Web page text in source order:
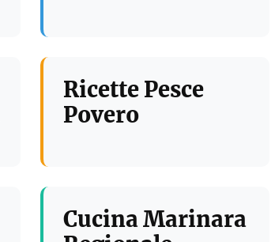
Ricette Pesce
Povero
Cucina Marinara